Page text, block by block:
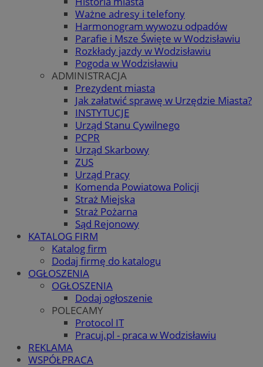
Ważne adresy i telefony
Harmonogram wywozu odpadów
Parafie i Msze Święte w Wodzisławiu
Rozkłady jazdy w Wodzisławiu
Pogoda w Wodzisławiu
ADMINISTRACJA
Prezydent miasta
Jak załatwić sprawę w Urzędzie Miasta?
INSTYTUCJE
Urząd Stanu Cywilnego
PCPR
Urząd Skarbowy
ZUS
Urząd Pracy
Komenda Powiatowa Policji
Straż Miejska
Straż Pożarna
Sąd Rejonowy
KATALOG FIRM
Katalog firm
Dodaj firmę do katalogu
OGŁOSZENIA
OGŁOSZENIA
Dodaj ogłoszenie
POLECAMY
Protocol IT
Pracuj.pl - praca w Wodzisławiu
REKLAMA
WSPÓŁPRACA